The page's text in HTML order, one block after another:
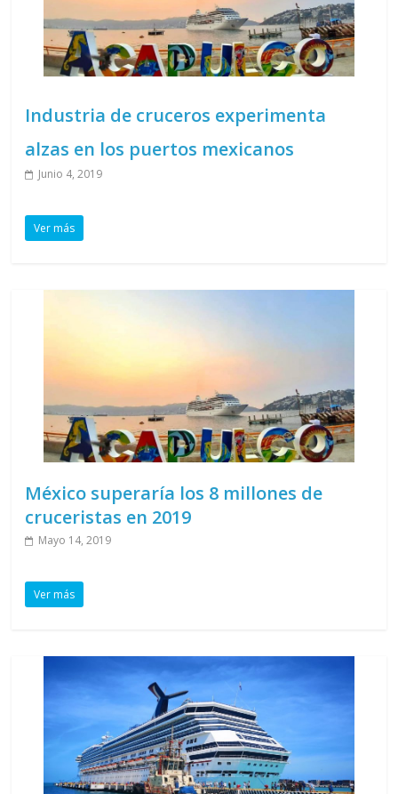
Industria de cruceros experimenta
alzas en los puertos mexicanos
Junio 4, 2019
Ver más
México superaría los 8 millones de
cruceristas en 2019
Mayo 14, 2019
Ver más